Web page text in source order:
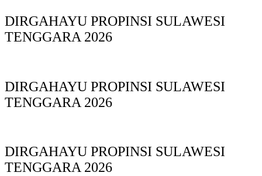
DIRGAHAYU PROPINSI SULAWESI
TENGGARA 2026
DIRGAHAYU PROPINSI SULAWESI
TENGGARA 2026
DIRGAHAYU PROPINSI SULAWESI
TENGGARA 2026